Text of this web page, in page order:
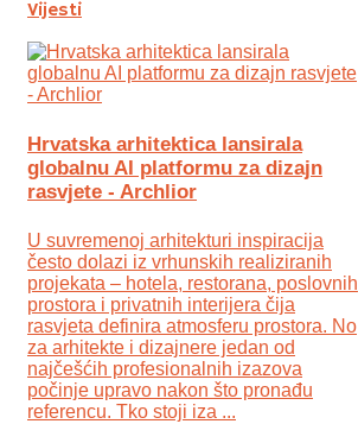
Vijesti
Hrvatska arhitektica lansirala
globalnu AI platformu za dizajn
rasvjete - Archlior
U suvremenoj arhitekturi inspiracija
često dolazi iz vrhunskih realiziranih
projekata – hotela, restorana, poslovnih
prostora i privatnih interijera čija
rasvjeta definira atmosferu prostora. No
za arhitekte i dizajnere jedan od
najčešćih profesionalnih izazova
počinje upravo nakon što pronađu
referencu. Tko stoji iza ...